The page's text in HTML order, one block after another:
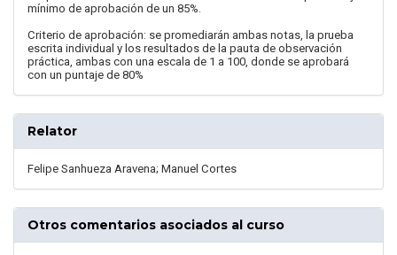
mínimo de aprobación de un 85%.
Criterio de aprobación: se promediarán ambas notas, la prueba
escrita individual y los resultados de la pauta de observación
práctica, ambas con una escala de 1 a 100, donde se aprobará
con un puntaje de 80%
Relator
Felipe Sanhueza Aravena; Manuel Cortes
Otros comentarios asociados al curso